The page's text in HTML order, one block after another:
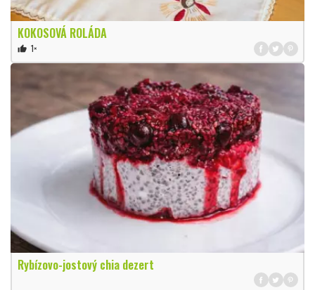
KOKOSOVÁ ROLÁDA
thumb_up 1×
Rybízovo-jostový chia dezert